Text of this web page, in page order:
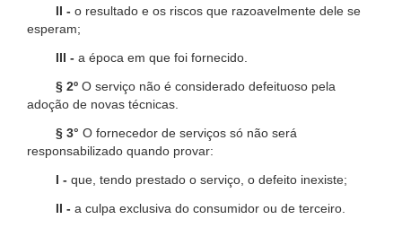
II - o resultado e os riscos que razoavelmente dele se
esperam;
III - a época em que foi fornecido.
§ 2º O serviço não é considerado defeituoso pela
adoção de novas técnicas.
§ 3° O fornecedor de serviços só não será
responsabilizado quando provar:
I - que, tendo prestado o serviço, o defeito inexiste;
II - a culpa exclusiva do consumidor ou de terceiro.